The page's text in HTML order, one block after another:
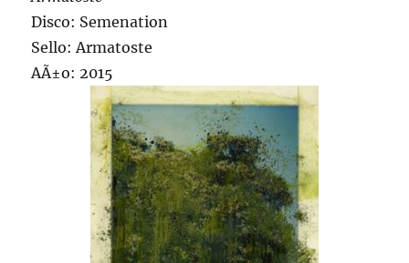
Disco: Semenation
Sello: Armatoste
AÃ±o: 2015